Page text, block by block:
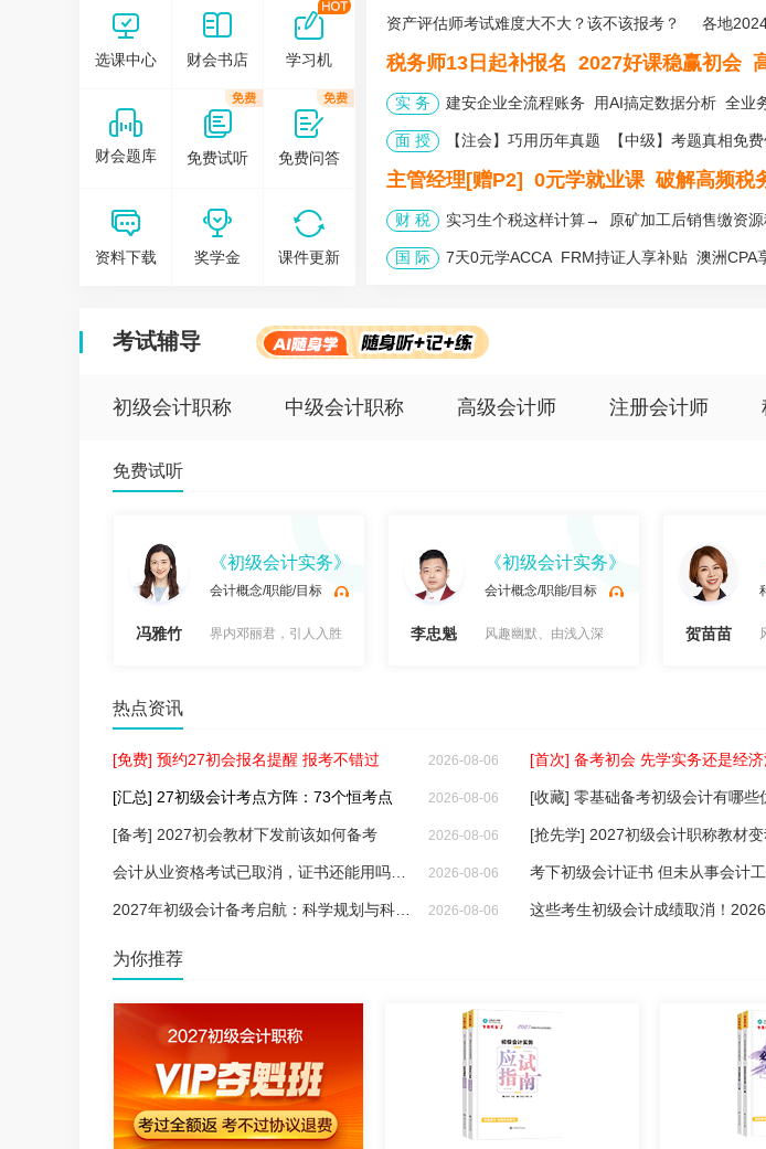
创造可以自由发挥的会计人网上家园！
在这里，我们为您
设计了各层次的会计教育和培训课程！
选课中心 财会书店 学习机
财会题库 免费试听 免费问答
资料下载 奖学金 课件更新
资产评估师考试难度大不大？该不该报考？ 各地
税务师13日起补报名 2027好课稳赢初会
实 务 建安企业全流程账务 用AI搞定数据分析 全业
面 授 【注会】巧用历年真题 【中级】考题真相免
主管经理[赠P2] 0元学就业课 破解高频税
财 税 实习生个税这样计算→ 原矿加工后销售缴资
国 际 7天0元学ACCA FRM持证人享补贴 澳洲CPA
考试辅导
初级会计职称 中级会计职称 高级会计师 注册会计师
免费试听
冯雅竹
《初级会计实务》
会计概念/职能/目标
界内邓丽君，引人入胜 李忠魁
《初级会计实务》
会计概念/职能/目标
风趣幽默、由浅入深 贺苗苗
热点资讯
[免费] 预约27初会报名提醒 报考不错过 2026-08-06 [首次] 备考初会 先学实务还是经
[汇总] 27初级会计考点方阵：73个恒考点 2026-08-06 [收藏] 零基础备考初级会计有哪些
[备考] 2027初会教材下发前该如何备考 2026-08-06 [抢先学] 2027初级会计职称教材变
2026-08-06
2026-08-06
为你推荐